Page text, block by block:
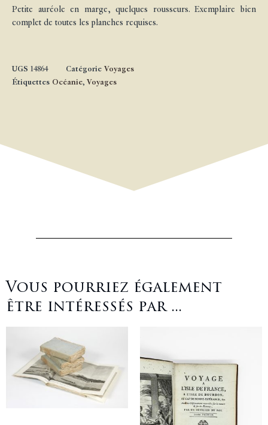
Petite auréole en marge, quelques rousseurs. Exemplaire bien
complet de toutes les planches requises.
UGS 14864 Catégorie Voyages
Étiquettes Océanie, Voyages
Vous pourriez également
être intéressés par ...